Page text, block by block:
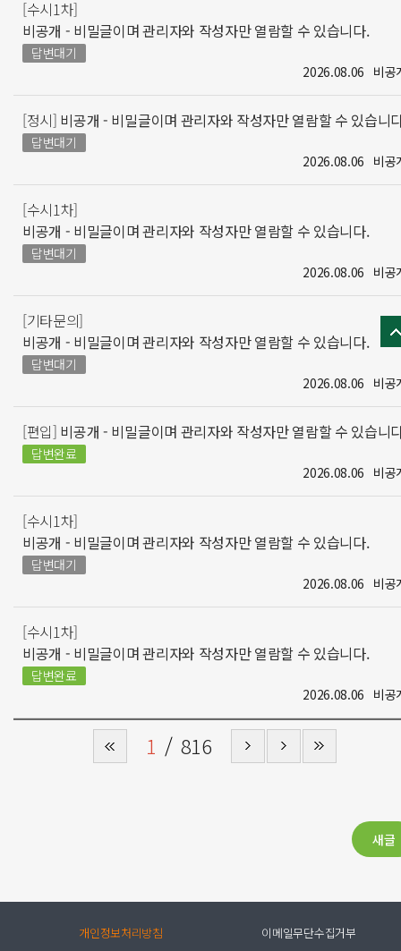
[수시1차]
비공개 - 비밀글이며 관리자와 작성자만 열람할 수 있습니다.
답변대기
비공
2026.08.06
[정시] 비공개 - 비밀글이며 관리자와 작성자만 열람할 수 있습니
답변대기
비공
2026.08.06
[수시1차]
비공개 - 비밀글이며 관리자와 작성자만 열람할 수 있습니다.
답변대기
비공
2026.08.06
[기타문의]
비공개 - 비밀글이며 관리자와 작성자만 열람할 수 있습니다.
답변대기
비공
2026.08.06
[편입] 비공개 - 비밀글이며 관리자와 작성자만 열람할 수 있습니
답변완료
비공
2026.08.06
[수시1차]
비공개 - 비밀글이며 관리자와 작성자만 열람할 수 있습니다.
답변대기
비공
2026.08.06
[수시1차]
비공개 - 비밀글이며 관리자와 작성자만 열람할 수 있습니다.
답변완료
비공
2026.08.06
1 816
개인정보처리방침 이메일무단수집거부